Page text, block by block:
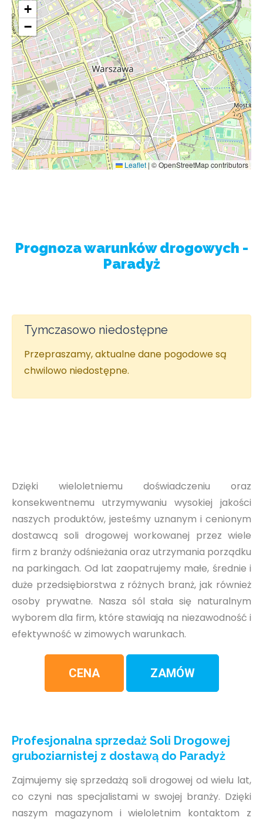
+
−
Leaflet | © OpenStreetMap contributors
Prognoza warunków drogowych -
Paradyż
Tymczasowo niedostępne
Przepraszamy, aktualne dane pogodowe są
chwilowo niedostępne.
Dzięki wieloletniemu doświadczeniu oraz
konsekwentnemu utrzymywaniu wysokiej jakości
naszych produktów, jesteśmy uznanym i cenionym
dostawcą soli drogowej workowanej przez wiele
firm z branży odśnieżania oraz utrzymania porządku
na parkingach. Od lat zaopatrujemy małe, średnie i
duże przedsiębiorstwa z różnych branż, jak również
osoby prywatne. Nasza sól stała się naturalnym
wyborem dla firm, które stawiają na niezawodność i
efektywność w zimowych warunkach.
CENA ZAMÓW
Profesjonalna sprzedaż Soli Drogowej
gruboziarnistej z dostawą do Paradyż
Zajmujemy się sprzedażą soli drogowej od wielu lat,
co czyni nas specjalistami w swojej branży. Dzięki
naszym magazynom i wieloletnim kontaktom z